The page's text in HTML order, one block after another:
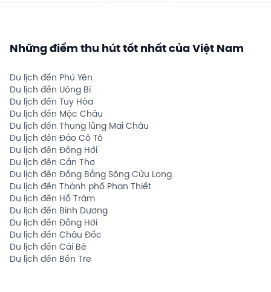
Những điểm thu hút tốt nhất của Việt Nam
Du lịch đến Phú Yên
Du lịch đến Uông Bí
Du lịch đến Tuy Hòa
Du lịch đến Mộc Châu
Du lịch đến Thung lũng Mai Châu
Du lịch đến Đảo Cô Tô
Du lịch đến Đồng Hới
Du lịch đến Cần Thơ
Du lịch đến Đồng Bằng Sông Cửu Long
Du lịch đến Thành phố Phan Thiết
Du lịch đến Hồ Tràm
Du lịch đến Bình Dương
Du lịch đến Đồng Hới
Du lịch đến Châu Đốc
Du lịch đến Cái Bè
Du lịch đến Bến Tre